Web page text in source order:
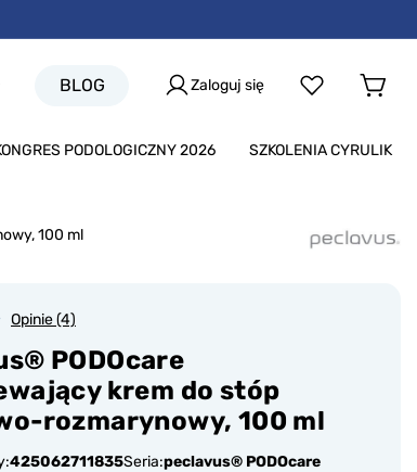
BLOG Zaloguj się
PODOLOGICZNY 2026 SZKOLENIA CYRULIK
100 ml
Opinie (4)
PODOcare
krem do stóp
rozmarynowy, 100 ml
425062711835Seria:peclavus® PODOcare